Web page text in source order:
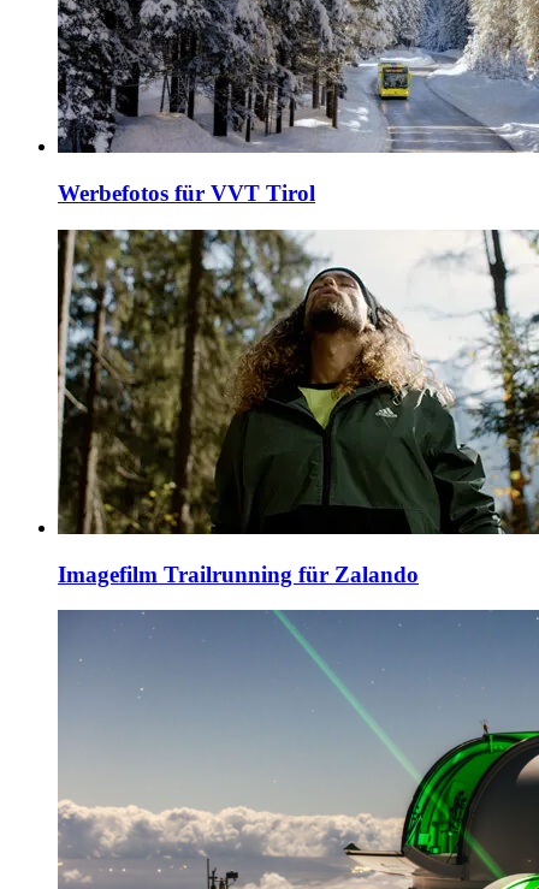
Werbefotos für VVT Tirol
Imagefilm Trailrunning für Zalando